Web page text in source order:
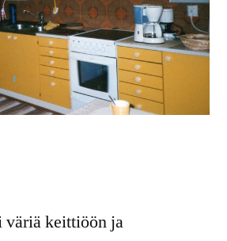
keittiöön ja